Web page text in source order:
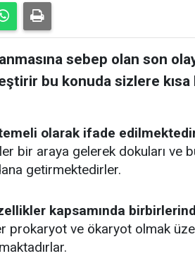
sebep olan son
bu konuda sizlere
temeli olarak ifade
bir araya gelerek dokuları ve
getirmektedirler.
kapsamında
prokaryot ve ökaryot olmak